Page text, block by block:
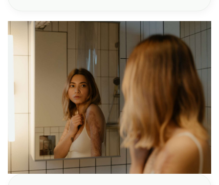
en raken ze ontstoken. Dit geeft het oog een
rode kleur die vaak op conjunctivitis wijst.